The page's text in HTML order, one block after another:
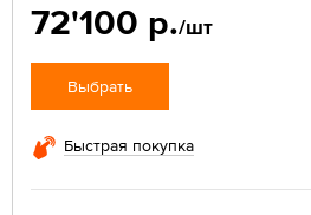
72'100 р./шт
Выбрать
Быстрая покупка